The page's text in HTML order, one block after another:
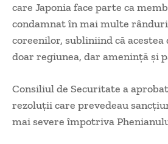
care Japonia face parte ca
condamnat în mai multe
coreenilor, subliniind că acestea
doar regiunea, dar ameninţă şi
Consiliul de Securitate a
rezoluţii care prevedeau
mai severe împotriva